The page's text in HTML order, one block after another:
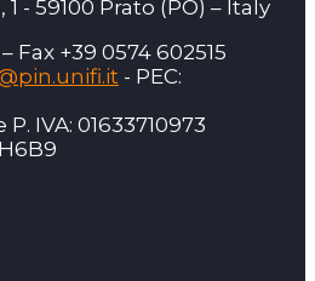
- 59100 Prato (PO) – Italy
Fax +39 0574 602515
- PEC:
IVA: 01633710973